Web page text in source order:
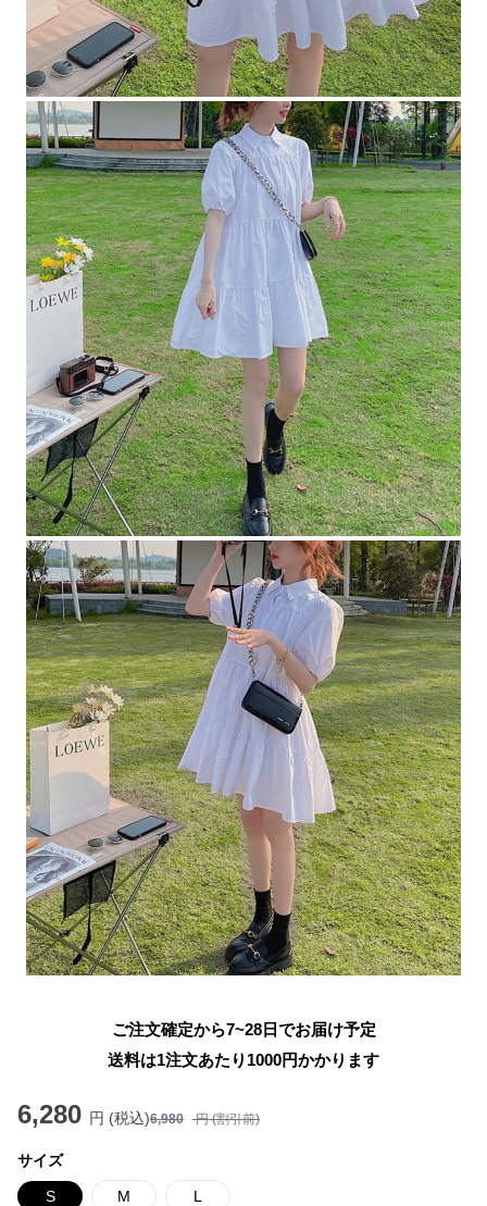
ご注文確定から7~28日でお届け予定
送料は1注文あたり 1000円かかります
6,280 円 (税込)6,980 円 (割引前)
サイズ
S M L